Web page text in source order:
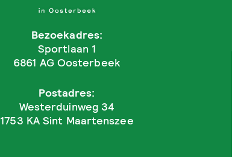
Bezoekadres:
Sportlaan 1
6861 AG Oosterbeek
Postadres:
Westerduinweg 34
1753 KA Sint Maartenszee